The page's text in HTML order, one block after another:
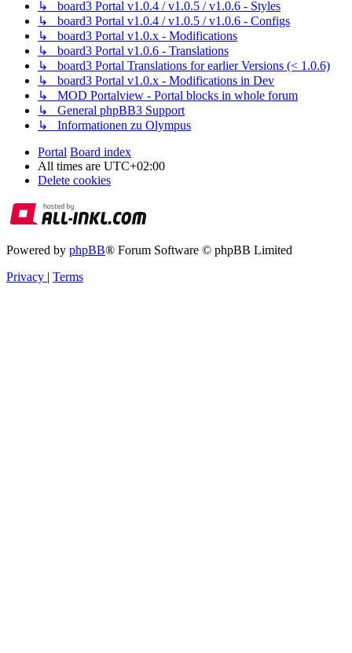
↳ board3 Portal v1.0.4 / v1.0.5 / v1.0.6 - Styles
↳ board3 Portal v1.0.4 / v1.0.5 / v1.0.6 - Configs
↳ board3 Portal v1.0.x - Modifications
↳ board3 Portal v1.0.6 - Translations
↳ board3 Portal Translations for earlier Versions (< 1.0.6)
↳ board3 Portal v1.0.x - Modifications in Dev
↳ MOD Portalview - Portal blocks in whole forum
↳ General phpBB3 Support
↳ Informationen zu Olympus
Portal Board index
All times are UTC+02:00
Delete cookies
Powered by phpBB® Forum Software © phpBB Limited
Privacy | Terms